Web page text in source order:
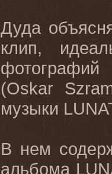
Дуда
клип,
фотографий
(Oskar
музыки
В нем
альбома